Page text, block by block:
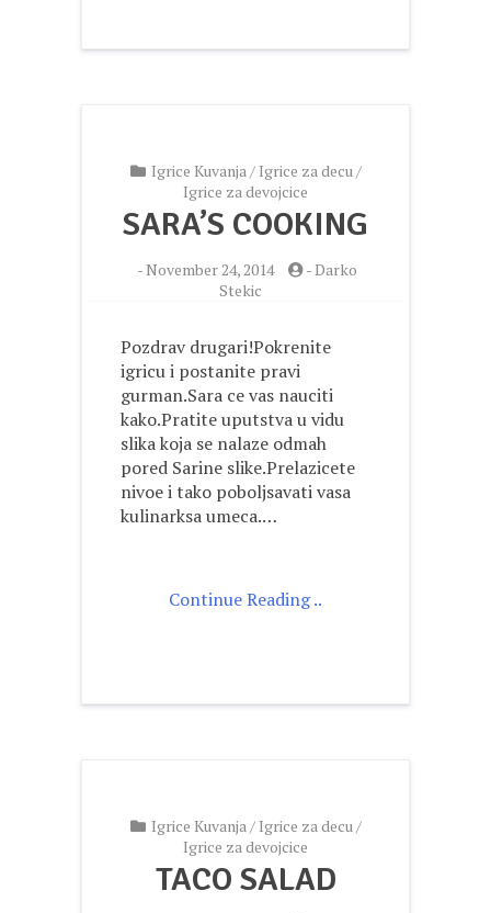
Igrice Kuvanja/ Igrice za decu/
Igrice za devojcice
SARA’S COOKING
-November 24, 2014 -Darko
Stekic
Pozdrav drugari!Pokrenite
igricu i postanite pravi
gurman.Sara ce vas nauciti
kako.Pratite uputstva u vidu
slika koja se nalaze odmah
pored Sarine slike.Prelazicete
nivoe i tako poboljsavati vasa
kulinarksa umeca.…
Continue Reading ..
Igrice Kuvanja/ Igrice za decu/
Igrice za devojcice
TACO SALAD